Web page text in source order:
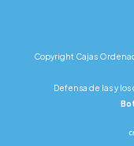
Copyright Cajas
Defensa de las y